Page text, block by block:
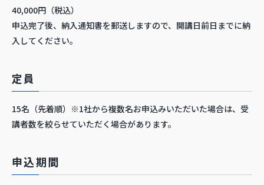
40,000円（税込）
申込完了後、納入通知書を郵送しますので、開講日前日までに納
入してください。
定員
15名（先着順）※1社から複数名お申込みいただいた場合は、受
講者数を絞らせていただく場合があります。
申込期間